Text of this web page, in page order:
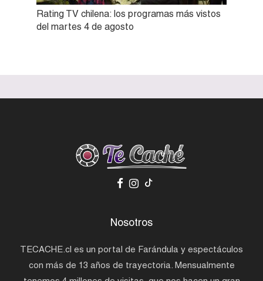
Rating TV chilena: los programas más vistos
del martes 4 de agosto
Nosotros
TECACHE.cl es un portal de Farándula y espectáculos
con más de 13 años de trayectoria. Mensualmente